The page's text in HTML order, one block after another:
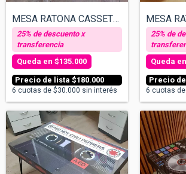
MESA RATONA CASSETTE - PAPPO BLUES
$180.000
$135.000
6 cuotas de $30.000 sin interés 6 cuotas de